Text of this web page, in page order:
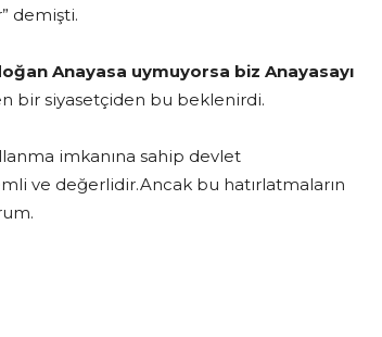
demişti.
Anayasa uymuyorsa biz Anayasayı
bir siyasetçiden bu beklenirdi.
imkanına sahip devlet
ve değerlidir.Ancak bu hatırlatmaların